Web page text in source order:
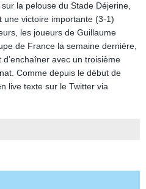
la pelouse du Stade Déjerine,
une victoire importante (3-1)
les joueurs de Guillaume
de France la semaine dernière,
avec un troisième
Comme depuis le début de
live texte sur le Twitter via